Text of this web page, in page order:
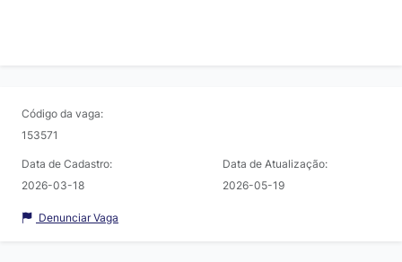
Código da vaga:
153571
Data de Cadastro:
2026-03-18
Data de Atualização:
2026-05-19
Denunciar Vaga